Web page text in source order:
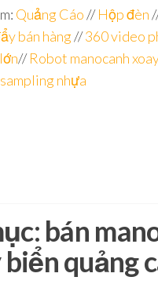
Quảng Cáo//Hộp đèn
bán hàng//360 video
//Robot manocanh
nhựa
bán
quảng